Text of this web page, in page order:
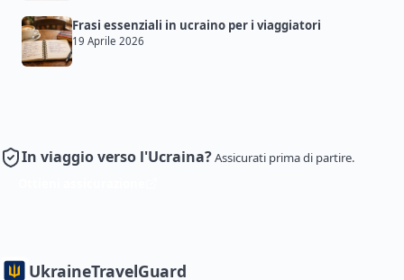
Frasi essenziali in ucraino per i viaggiatori
19 Aprile 2026
In viaggio verso l'Ucraina?Assicurati prima di partire.
UkraineTravelGuard